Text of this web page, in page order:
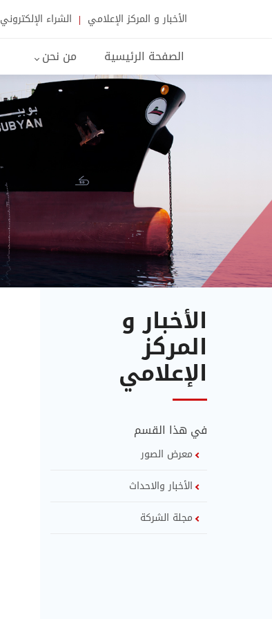
الشراء الإلكتروني الأخبار و المركز الإعلامي
الصفحة الرئيسية من نحن
الأخبار و
المركز
الإعلامي
في هذا القسم
معرض الصور
الأخبار والاحداث
مجلة الشركة